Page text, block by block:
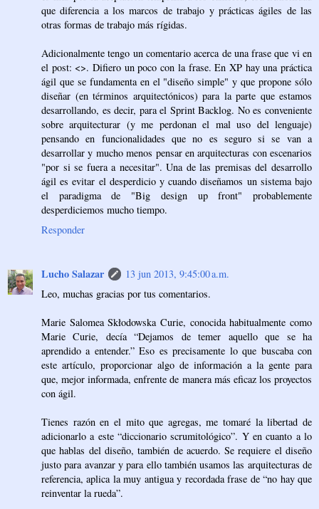
que diferencia a los marcos de trabajo y prácticas ágiles de las
otras formas de trabajo más rígidas.
Adicionalmente tengo un comentario acerca de una frase que vi en
el post: <>. Difiero un poco con la frase. En XP hay una práctica
ágil que se fundamenta en el "diseño simple" y que propone sólo
diseñar (en términos arquitectónicos) para la parte que estamos
desarrollando, es decir, para el Sprint Backlog. No es conveniente
sobre arquitecturar (y me perdonan el mal uso del lenguaje)
pensando en funcionalidades que no es seguro si se van a
desarrollar y mucho menos pensar en arquitecturas con escenarios
"por si se fuera a necesitar". Una de las premisas del desarrollo
ágil es evitar el desperdicio y cuando diseñamos un sistema bajo
el paradigma de "Big design up front" probablemente
desperdiciemos mucho tiempo.
Responder
Lucho Salazar
13 jun 2013, 9:45:00 a.m.
Leo, muchas gracias por tus comentarios.
Marie Salomea Skłodowska Curie, conocida habitualmente como
Marie Curie, decía “Dejamos de temer aquello que se ha
aprendido a entender.” Eso es precisamente lo que buscaba con
este artículo, proporcionar algo de información a la gente para
que, mejor informada, enfrente de manera más eficaz los proyectos
con ágil.
Tienes razón en el mito que agregas, me tomaré la libertad de
adicionarlo a este “diccionario scrumitológico”. Y en cuanto a lo
que hablas del diseño, también de acuerdo. Se requiere el diseño
justo para avanzar y para ello también usamos las arquitecturas de
referencia, aplica la muy antigua y recordada frase de “no hay que
reinventar la rueda”.